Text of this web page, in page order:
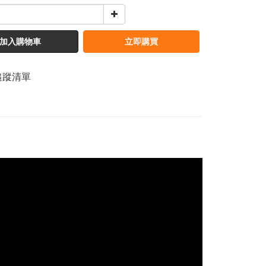
加入購物車 立即購買
清單